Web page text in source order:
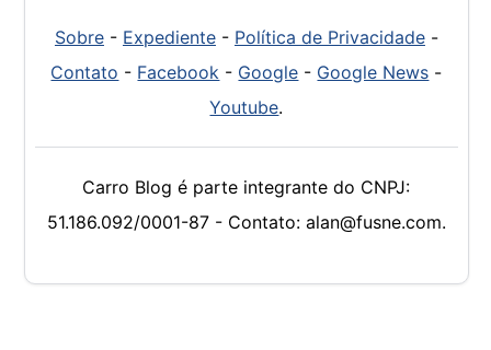
Sobre- Expediente- Política de Privacidade-
Contato - Facebook - Google - Google News -
Youtube.
Carro Blog é parte integrante do CNPJ:
51.186.092/0001-87 - Contato: alan@fusne.com.